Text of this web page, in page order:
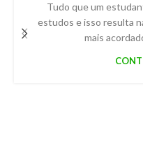
Tudo que um
estudos e isso resulta
mais